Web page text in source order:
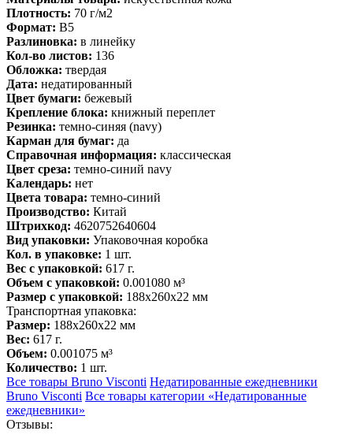
Плотность: 70 г/м2
Формат: B5
Разлиновка: в линейку
Кол-во листов: 136
Обложка: твердая
Дата: недатированный
Цвет бумаги: бежевый
Крепление блока: книжный переплет
Резинка: темно-синяя (navy)
Карман для бумаг: да
Справочная информация: классическая
Цвет среза: темно-синий navy
Календарь: нет
Цвета товара: темно-синий
Производство: Китай
Штрихкод: 4620752640604
Вид упаковки: Упаковочная коробка
Кол. в упаковке: 1 шт.
Вес с упаковкой: 617 г.
Объем с упаковкой: 0.001080 м³
Размер с упаковкой: 188x260x22 мм
Транспортная упаковка:
Размер: 188x260x22 мм
Вес: 617 г.
Объем: 0.001075 м³
Количество: 1 шт.
Все товары Bruno Visconti Недатированные ежедневники
Bruno Visconti Все товары категории «Недатированные
ежедневники»
Отзывы: